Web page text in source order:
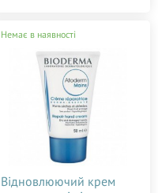
Немає в наявності
Відновлюючий крем